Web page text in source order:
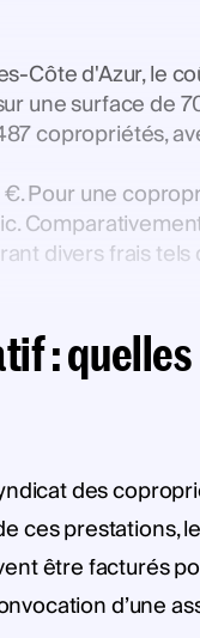
Côte d'Azur, le
une surface de
copropriétés,
Pour une
divers frais tels
: quelles
des
ces prestations,
être facturés
d’une